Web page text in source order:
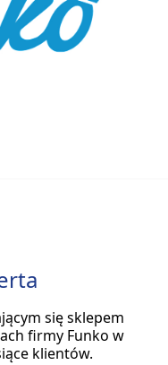
się sklepem
firmy Funko w
klientów.